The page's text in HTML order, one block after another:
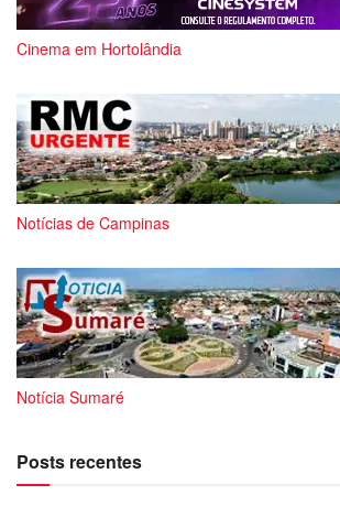
Cinema em Hortolândia
Notícias de Campinas
Notícia Sumaré
Posts recentes